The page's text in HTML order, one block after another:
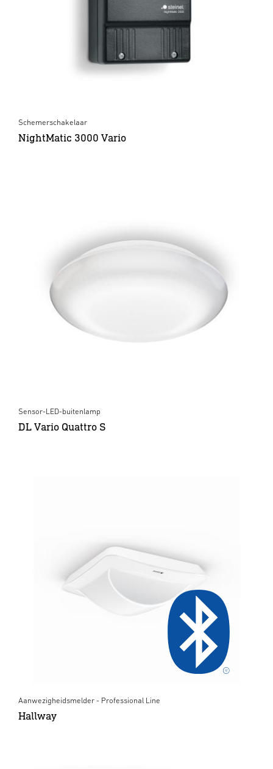
Schemerschakelaar
NightMatic 3000 Vario
Sensor-LED-buitenlamp
DL Vario Quattro S
Aanwezigheidsmelder - Professional Line
Hallway